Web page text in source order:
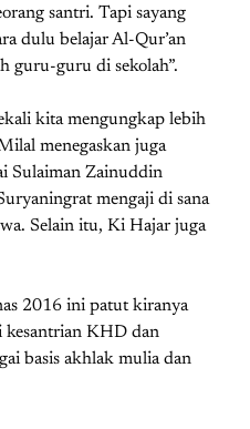
santri. Tapi sayang
dulu belajar Al-Qur’an
guru-guru di sekolah”.
kita mengungkap lebih
menegaskan juga
Sulaiman Zainuddin
mengaji di sana
Selain itu, Ki Hajar juga
2016 ini patut kiranya
kesantrian KHD dan
basis akhlak mulia dan